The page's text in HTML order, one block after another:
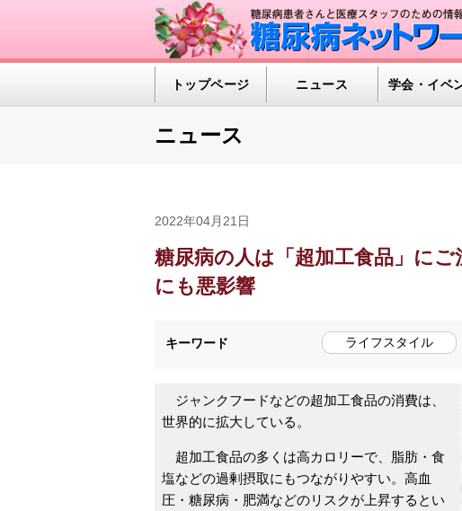
トップページ ニュース 学会・イベ
ニュース
2022年04月21日
糖尿病の人は「超加工食品」に
にも悪影響
キーワード ライフスタイル
ジャンクフードなどの超加工食品の消費は、
世界的に拡大している。
超加工食品の多くは高カロリーで、脂肪・食
塩などの過剰摂取にもつながりやすい。高血
圧・糖尿病・肥満などのリスクが上昇するとい